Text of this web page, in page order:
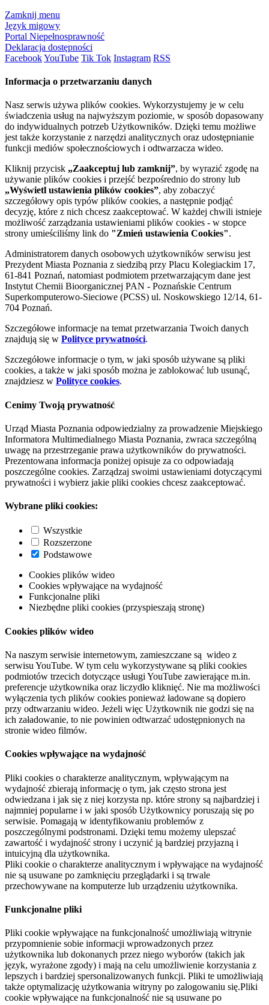
Zamknij menu
Język migowy
Portal Niepełnosprawność
Deklaracja dostępności
FacebookYouTube Tik Tok Instagram RSS
Informacja o przetwarzaniu danych
Nasz serwis używa plików cookies. Wykorzystujemy je w celu
świadczenia usług na najwyższym poziomie, w sposób dopasowany
do indywidualnych potrzeb Użytkowników. Dzięki temu możliwe
jest także korzystanie z narzędzi analitycznych oraz udostępnianie
funkcji mediów społecznościowych i odtwarzacza wideo.
Kliknij przycisk „Zaakceptuj lub zamknij”, by wyrazić zgodę na
używanie plików cookies i przejść bezpośrednio do strony lub
„Wyświetl ustawienia plików cookies”, aby zobaczyć
szczegółowy opis typów plików cookies, a następnie podjąć
decyzję, które z nich chcesz zaakceptować. W każdej chwili istnieje
możliwość zarządzania ustawieniami plików cookies - w stopce
strony umieściliśmy link do "Zmień ustawienia Cookies".
Administratorem danych osobowych użytkowników serwisu jest
Prezydent Miasta Poznania z siedzibą przy Placu Kolegiackim 17,
61-841 Poznań, natomiast podmiotem przetwarzającym dane jest
Instytut Chemii Bioorganicznej PAN - Poznańskie Centrum
Superkomputerowo-Sieciowe (PCSS) ul. Noskowskiego 12/14, 61-
704 Poznań.
Szczegółowe informacje na temat przetwarzania Twoich danych
znajdują się w Polityce prywatności.
Szczegółowe informacje o tym, w jaki sposób używane są pliki
cookies, a także w jaki sposób można je zablokować lub usunąć,
znajdziesz w Polityce cookies.
Cenimy Twoją prywatność
Urząd Miasta Poznania odpowiedzialny za prowadzenie Miejskiego
Informatora Multimedialnego Miasta Poznania, zwraca szczególną
uwagę na przestrzeganie prawa użytkowników do prywatności.
Prezentowana informacja poniżej opisuje za co odpowiadają
poszczególne cookies. Zarządzaj swoimi ustawieniami dotyczącymi
prywatności i wybierz jakie pliki cookies chcesz zaakceptować.
Wybrane pliki cookies:
Wszystkie
Rozszerzone
Podstawowe
Cookies plików wideo
Cookies wpływające na wydajność
Funkcjonalne pliki
Niezbędne pliki cookies (przyspieszają stronę)
Cookies plików wideo
Na naszym serwisie internetowym, zamieszczane są wideo z
serwisu YouTube. W tym celu wykorzystywane są pliki cookies
podmiotów trzecich dotyczące usługi YouTube zawierające m.in.
preferencje użytkownika oraz liczydło kliknięć. Nie ma możliwości
wyłączenia tych plików cookies ponieważ ładowane są dopiero
przy odtwarzaniu wideo. Jeżeli więc Użytkownik nie godzi się na
ich załadowanie, to nie powinien odtwarzać udostępnionych na
stronie wideo filmów.
Cookies wpływające na wydajność
Pliki cookies o charakterze analitycznym, wpływającym na
wydajność zbierają informację o tym, jak często strona jest
odwiedzana i jak się z niej korzysta np. które strony są najbardziej i
najmniej popularne i w jaki sposób Użytkownicy poruszają się po
serwisie. Pomagają w identyfikowaniu problemów z
poszczególnymi podstronami. Dzięki temu możemy ulepszać
zawartość i wydajność strony i uczynić ją bardziej przyjazną i
intuicyjną dla użytkownika.
Pliki cookie o charakterze analitycznym i wpływające na wydajność
nie są usuwane po zamknięciu przeglądarki i są trwale
przechowywane na komputerze lub urządzeniu użytkownika.
Funkcjonalne pliki
Pliki cookie wpływające na funkcjonalność umożliwiają witrynie
przypomnienie sobie informacji wprowadzonych przez
użytkownika lub dokonanych przez niego wyborów (takich jak
język, wyrażone zgody) i mają na celu umożliwienie korzystania z
lepszych i bardziej spersonalizowanych funkcji. Pliki te umożliwiają
także optymalizację użytkowania witryny po zalogowaniu się.Pliki
cookie wpływające na funkcjonalność nie są usuwane po